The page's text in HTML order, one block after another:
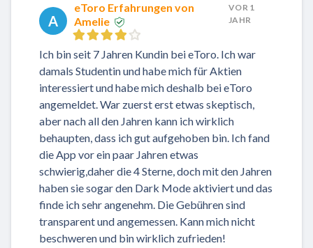
A
eToro Erfahrungen von
Amelie
VOR 1
JAHR
Ich bin seit 7 Jahren Kundin bei eToro. Ich war
damals Studentin und habe mich für Aktien
interessiert und habe mich deshalb bei eToro
angemeldet. War zuerst erst etwas skeptisch,
aber nach all den Jahren kann ich wirklich
behaupten, dass ich gut aufgehoben bin. Ich fand
die App vor ein paar Jahren etwas
schwierig,daher die 4 Sterne, doch mit den Jahren
haben sie sogar den Dark Mode aktiviert und das
finde ich sehr angenehm. Die Gebühren sind
transparent und angemessen. Kann mich nicht
beschweren und bin wirklich zufrieden!